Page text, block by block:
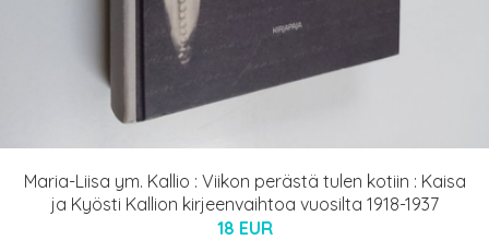
Maria-Liisa ym. Kallio : Viikon perästä tulen kotiin : Kaisa
ja Kyösti Kallion kirjeenvaihtoa vuosilta 1918-1937
18 EUR